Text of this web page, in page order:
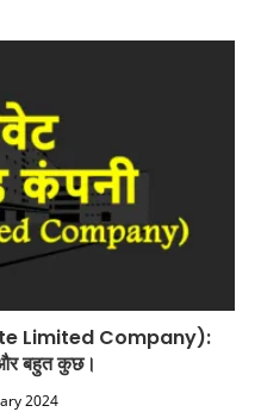
Limited Company):
बहुत कुछ।
2024